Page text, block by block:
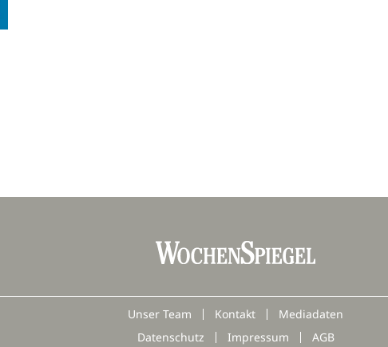
Unser Team Kontakt
Mediadaten
Datenschutz
Impressum AGB